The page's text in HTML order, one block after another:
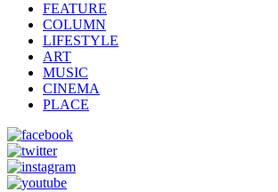
FEATURE
COLUMN
LIFESTYLE
ART
MUSIC
CINEMA
PLACE